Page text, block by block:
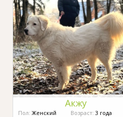
Акжу
Пол: Женский Возраст: 3 года